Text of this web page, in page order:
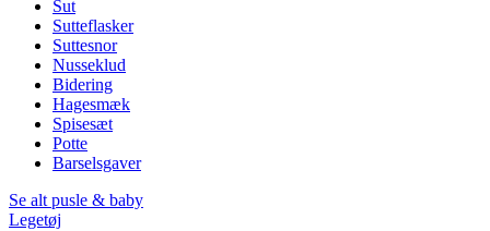
Sut
Sutteflasker
Suttesnor
Nusseklud
Bidering
Hagesmæk
Spisesæt
Potte
Barselsgaver
Se alt pusle & baby
Legetøj